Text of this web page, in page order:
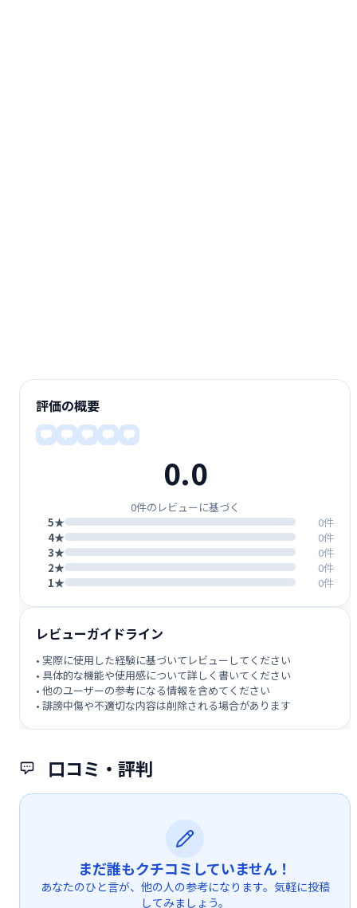
口コミ・評判
まだ誰もクチコミしていません！
あなたのひと言が、他の人の参考になります。気軽に投稿
してみましょう。
評価の概要
0.0
0件のレビューに基づく
5★
0件
4★
0件
3★
0件
2★
0件
1★
0件
レビューガイドライン
• 実際に使用した経験に基づいてレビューしてください
• 具体的な機能や使用感について詳しく書いてください
• 他のユーザーの参考になる情報を含めてください
• 誹謗中傷や不適切な内容は削除される場合があります